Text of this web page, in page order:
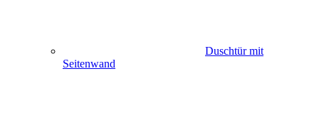
Duschtür mit
Seitenwand